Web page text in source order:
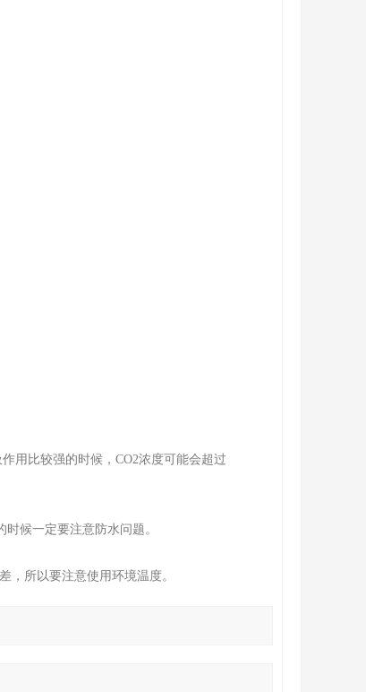
用比较强的时候，CO2浓度可能会超过
候一定要注意防水问题。
所以要注意使用环境温度。